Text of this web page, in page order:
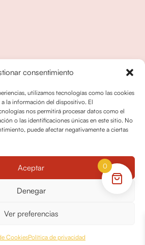
consentimiento
utilizamos tecnologías como las cookies
la información del dispositivo. El
nos permitirá procesar datos como el
o las identificaciones únicas en este sitio. No
puede afectar negativamente a ciertas
Aceptar
Denegar
Ver preferencias
CookiesPolítica de privacidad
Todos los derechos reservados
0